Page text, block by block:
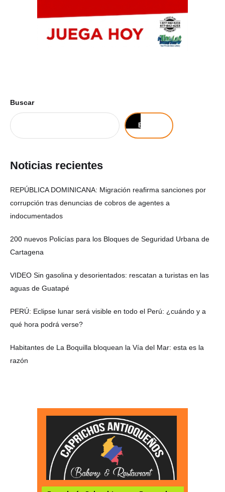
Buscar
Buscar
Noticias recientes
REPÚBLICA DOMINICANA: Migración reafirma sanciones por
corrupción tras denuncias de cobros de agentes a
indocumentados
200 nuevos Policías para los Bloques de Seguridad Urbana de
Cartagena
VIDEO Sin gasolina y desorientados: rescatan a turistas en las
aguas de Guatapé
PERÚ: Eclipse lunar será visible en todo el Perú: ¿cuándo y a
qué hora podrá verse?
Habitantes de La Boquilla bloquean la Vía del Mar: esta es la
razón